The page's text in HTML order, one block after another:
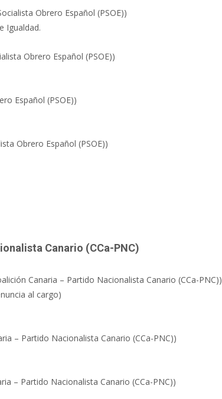
Obrero Español (PSOE))
Igualdad.
Obrero Español (PSOE))
Español (PSOE))
Obrero Español (PSOE))
Canario (CCa-PNC)
Canaria – Partido Nacionalista Canario (CCa-PNC))
al cargo)
– Partido Nacionalista Canario (CCa-PNC))
– Partido Nacionalista Canario (CCa-PNC))